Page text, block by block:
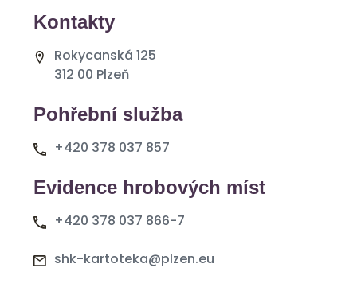
Kontakty
Rokycanská 125
312 00 Plzeň
Pohřební služba
+420 378 037 857
Evidence hrobových míst
+420 378 037 866-7
shk-kartoteka@plzen.eu